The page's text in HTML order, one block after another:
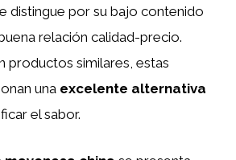
distingue por su bajo contenido
relación calidad-precio.
productos similares, estas
una excelente alternativa
el sabor.